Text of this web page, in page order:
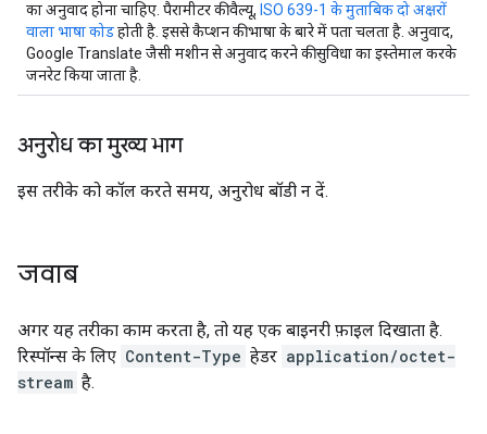
का अनुवाद होना चाहिए. पैरामीटर की वैल्यू, ISO 639-1 के मुताबिक दो अक्षरों
वाला भाषा कोडहोती है. इससे कैप्शन की भाषा के बारे में पता चलता है. अनुवाद,
Google Translate जैसी मशीन से अनुवाद करने की सुविधा का इस्तेमाल करके
जनरेट किया जाता है.
अनुरोध का मुख्य भाग
इस तरीके को कॉल करते समय, अनुरोध बॉडी न दें.
जवाब
अगर यह तरीका काम करता है, तो यह एक बाइनरी फ़ाइल दिखाता है.
रिस्पॉन्स के लिए Content-Type हेडर application/octet-
stream है.